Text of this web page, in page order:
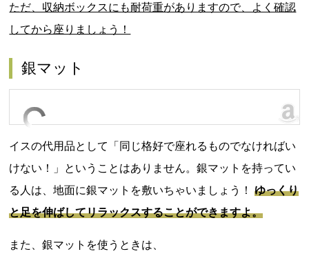
ただ、収納ボックスにも耐荷重がありますので、よく確認
してから座りましょう！
銀マット
イスの代用品として「同じ格好で座れるものでなければい
けない！」ということはありません。銀マットを持ってい
る人は、地面に銀マットを敷いちゃいましょう！ゆっくり
と足を伸ばしてリラックスすることができますよ。
また、銀マットを使うときは、